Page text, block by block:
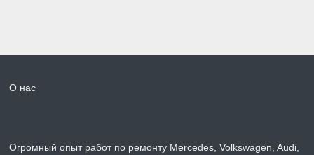
О нас
Огромный опыт работ по ремонту Mercedes, Volkswagen, Audi,